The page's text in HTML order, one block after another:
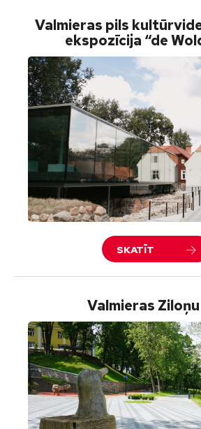
Valmieras pils
ekspozīcija “de
SKATĪT
Valmieras